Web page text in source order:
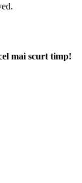
mai scurt timp!